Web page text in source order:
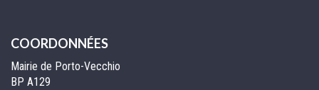
COORDONNÉES
Mairie de Porto-Vecchio
BP A129